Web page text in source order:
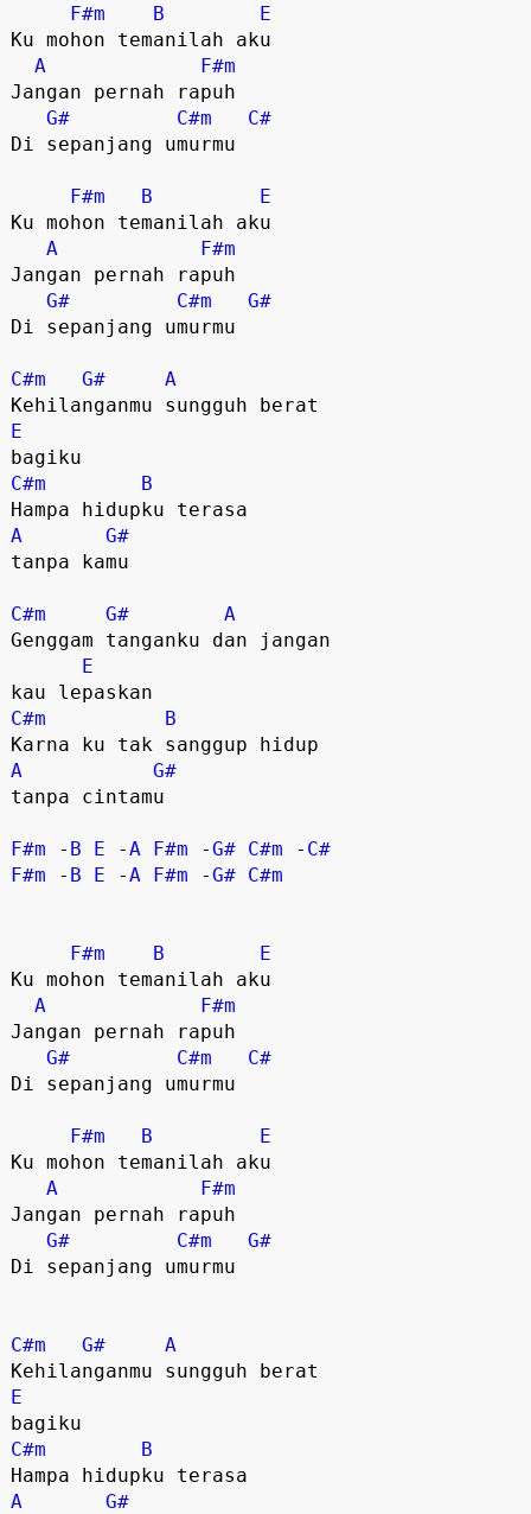
F#m B
E
Ku mohon temanilah aku
A
F#m
Jangan pernah rapuh
G#
C#m
C#
Di sepanjang umurmu
F#m B
E
Ku mohon temanilah aku
A
F#m
Jangan pernah rapuh
G#
C#m
G#
Di sepanjang umurmu
C#m G#
A
E
C#m
B
A
G#
tanpa kamu
C#m G#
A
Genggam tanganku dan jangan
E
C#m
B
A
G#
tanpa cintamu
F#m - B E -A F#m -G# C#m - C#
F#m - B E -A F#m -G# C#m
F#m B
E
Ku mohon temanilah aku
A
F#m
Jangan pernah rapuh
G#
C#m
C#
Di sepanjang umurmu
F#m B
E
Ku mohon temanilah aku
A
F#m
Jangan pernah rapuh
G#
C#m
G#
Di sepanjang umurmu
C#m G#
A
E
C#m
B
A
G#